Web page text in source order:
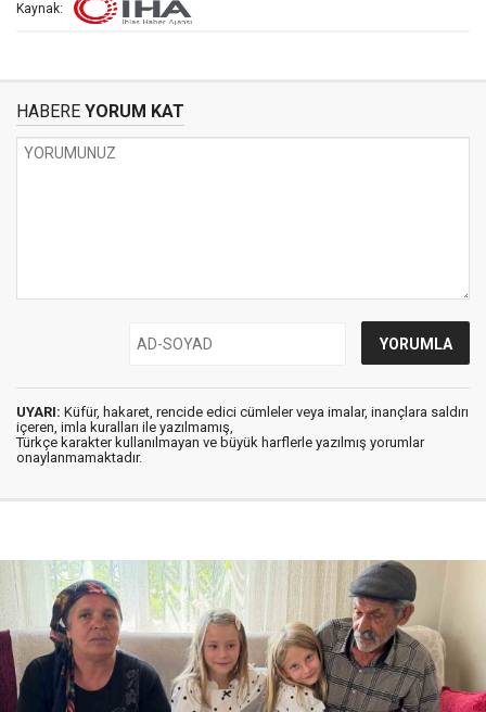
Kaynak:
HABERE YORUM KAT
UYARI: Küfür, hakaret, rencide edici cümleler veya imalar, inançlara saldırı
içeren, imla kuralları ile yazılmamış,
Türkçe karakter kullanılmayan ve büyük harflerle yazılmış yorumlar
onaylanmamaktadır.